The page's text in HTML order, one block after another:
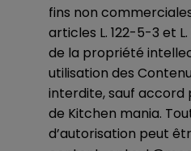
fins non
articles L. 122-5-3 et L.
de la propriété
utilisation des
interdite, sauf
de Kitchen mania.
d’autorisation peut